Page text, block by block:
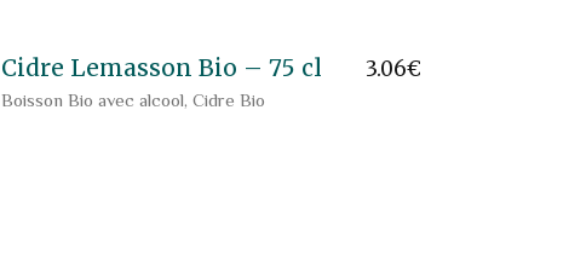
Cidre Lemasson Bio – 75 cl 3.06€
Boisson Bio avec alcool,Cidre Bio